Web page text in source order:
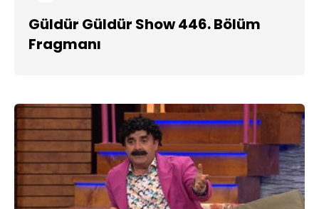
Güldür Güldür Show 446. Bölüm
Fragmanı